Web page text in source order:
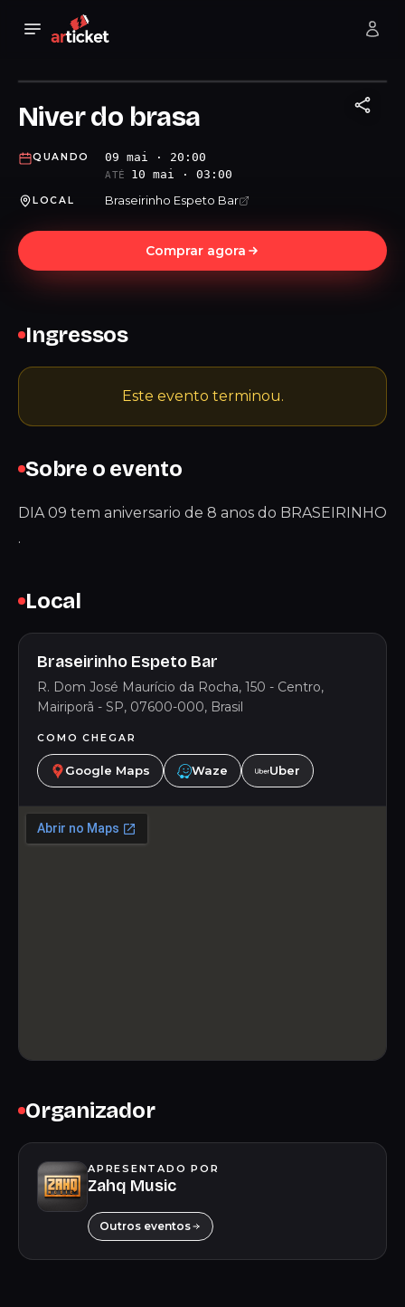
Niver do brasa
QUANDO 09 mai · 20:00
ATÉ 10 mai · 03:00
LOCAL Braseirinho Espeto Bar
Comprar agora
Sobre o evento
DIA 09 tem aniversario de 8 anos do BRASEIRINHO
.
Local
Braseirinho Espeto Bar
R. Dom José Maurício da Rocha, 150 - Centro,
Mairiporã - SP, 07600-000, Brasil
COMO CHEGAR
Google Maps Waze Uber
Organizador
APRESENTADO POR
Zahq Music
Outros eventos
Ingressos
Este evento terminou.